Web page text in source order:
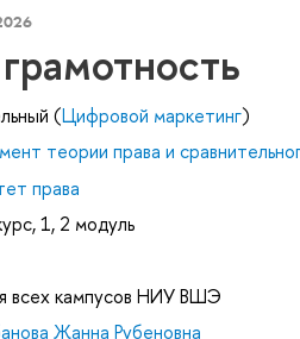
(Цифровой маркетинг)
теории права и
права
1, 2 модуль
всех кампусов НИУ ВШЭ
Жанна Рубеновна